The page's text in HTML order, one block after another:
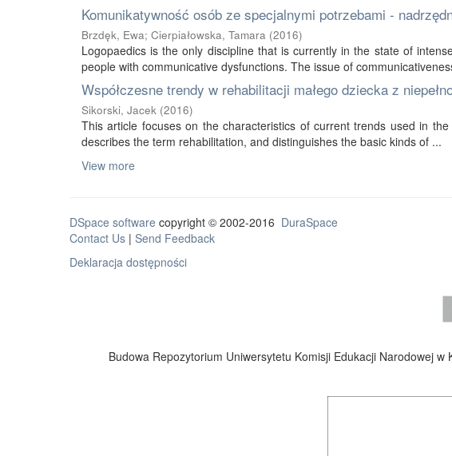
Komunikatywność osób ze specjalnymi potrzebami -
Brzdęk, Ewa; Cierpiałowska, Tamara (2016)
Logopaedics is the only discipline that is currently in the state of
people with communicative dysfunctions. The issue of
Współczesne trendy w rehabilitacji małego dziecka z
Sikorski, Jacek (2016)
This article focuses on the characteristics of current trends used in
describes the term rehabilitation, and distinguishes the basic kinds of ...
View more
DSpace software copyright © 2002-2016 DuraSpace
Contact Us | Send Feedback
Deklaracja dostępności
Budowa Repozytorium Uniwersytetu Komisji Edukacji Narodowej